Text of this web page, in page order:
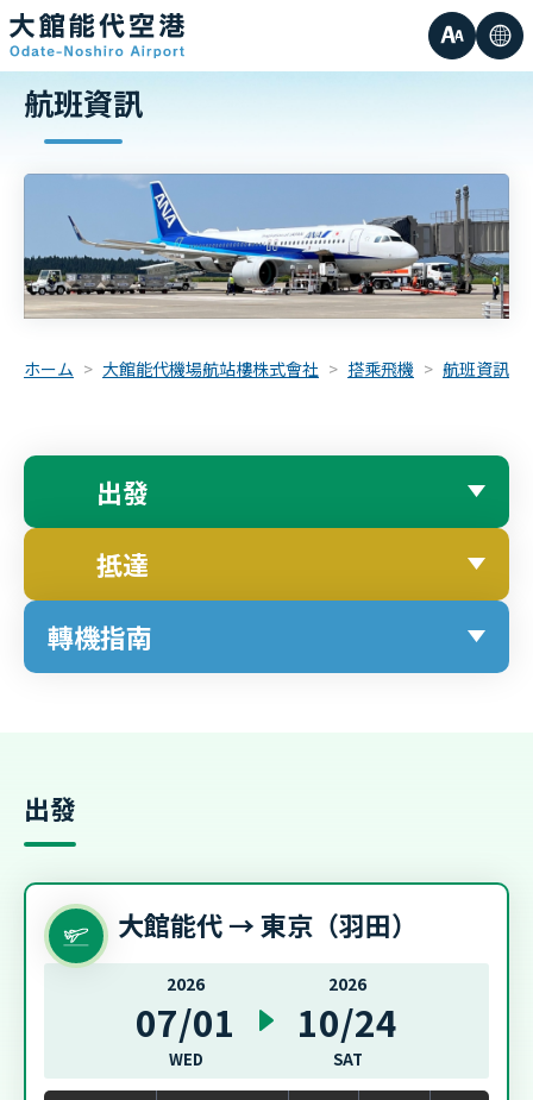
字
大
小
大的
語
航班資訊
ホーム 大館能代機場航站樓株式會社 搭乘飛機 航班資訊
出發
抵達
轉機指南
出發
大館能代 → 東京（羽田）
2026
07/01
WED
2026
10/24
SAT